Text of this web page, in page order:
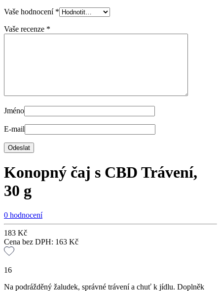
Vaše hodnocení *
Vaše recenze *
Jméno
E-mail
Konopný čaj s CBD Trávení,
30 g
0 hodnocení
183 Kč
Cena bez DPH: 163 Kč
16
Na podrážděný žaludek, správné trávení a chuť k jídlu. Doplněk